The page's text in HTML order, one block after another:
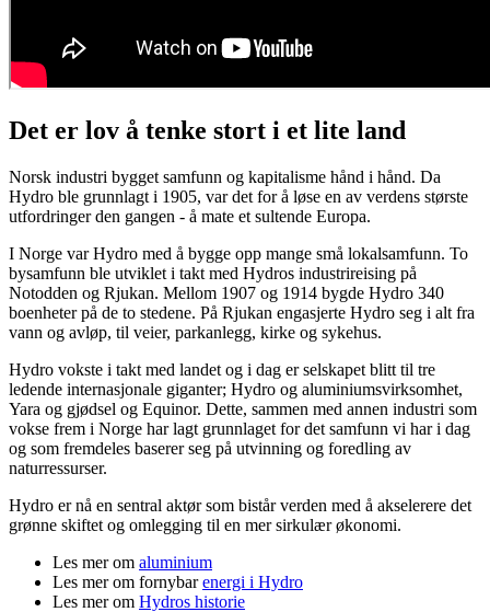
Det er lov å tenke stort i et lite land
Norsk industri bygget samfunn og kapitalisme hånd i hånd. Da
Hydro ble grunnlagt i 1905, var det for å løse en av verdens største
utfordringer den gangen - å mate et sultende Europa.
I Norge var Hydro med å bygge opp mange små lokalsamfunn. To
bysamfunn ble utviklet i takt med Hydros industrireising på
Notodden og Rjukan. Mellom 1907 og 1914 bygde Hydro 340
boenheter på de to stedene. På Rjukan engasjerte Hydro seg i alt fra
vann og avløp, til veier, parkanlegg, kirke og sykehus.
Hydro vokste i takt med landet og i dag er selskapet blitt til tre
ledende internasjonale giganter; Hydro og aluminiumsvirksomhet,
Yara og gjødsel og Equinor. Dette, sammen med annen industri som
vokse frem i Norge har lagt grunnlaget for det samfunn vi har i dag
og som fremdeles baserer seg på utvinning og foredling av
naturressurser.
Hydro er nå en sentral aktør som bistår verden med å akselerere det
grønne skiftet og omlegging til en mer sirkulær økonomi.
Les mer om aluminium
Les mer om fornybarenergi i Hydro
Les mer om Hydros historie